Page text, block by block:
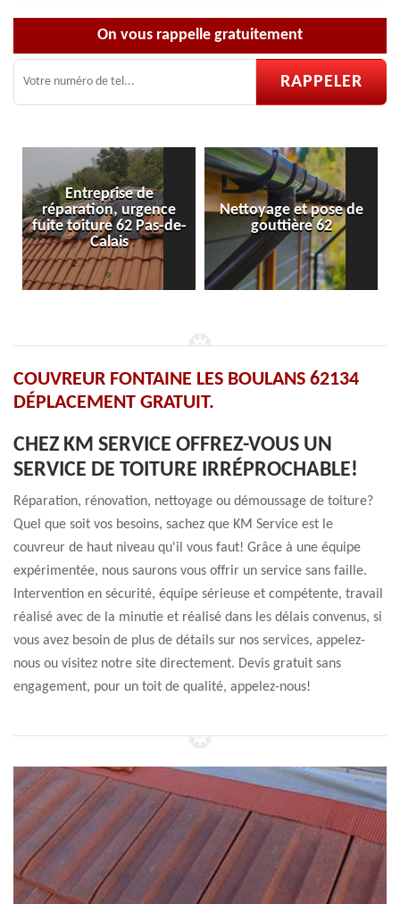
On vous rappelle gratuitement
Nettoyage et pose de
gouttière 62
Pose et réparation de
velux 62
COUVREUR FONTAINE LES BOULANS 62134
DÉPLACEMENT GRATUIT.
CHEZ KM SERVICE OFFREZ-VOUS UN
SERVICE DE TOITURE IRRÉPROCHABLE!
Réparation, rénovation, nettoyage ou démoussage de toiture?
Quel que soit vos besoins, sachez que KM Service est le
couvreur de haut niveau qu'il vous faut! Grâce à une équipe
expérimentée, nous saurons vous offrir un service sans faille.
Intervention en sécurité, équipe sérieuse et compétente, travail
réalisé avec de la minutie et réalisé dans les délais convenus, si
vous avez besoin de plus de détails sur nos services, appelez-
nous ou visitez notre site directement. Devis gratuit sans
engagement, pour un toit de qualité, appelez-nous!